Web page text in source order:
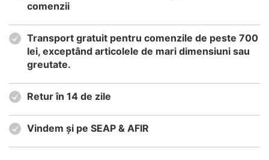
comenzii
Transport gratuit pentru comenzile de peste 700
lei, exceptând articolele de mari dimensiuni sau
greutate.
Retur în 14 de zile
Vindem și pe SEAP & AFIR